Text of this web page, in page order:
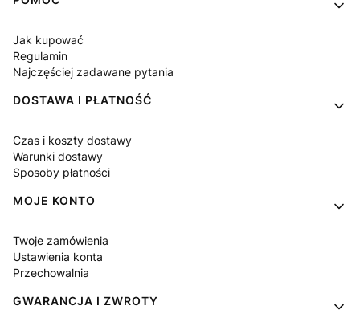
Jak kupować
Regulamin
Najczęściej zadawane pytania
DOSTAWA I PŁATNOŚĆ
Czas i koszty dostawy
Warunki dostawy
Sposoby płatności
MOJE KONTO
Twoje zamówienia
Ustawienia konta
Przechowalnia
GWARANCJA I ZWROTY